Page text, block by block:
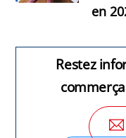
en
Restez